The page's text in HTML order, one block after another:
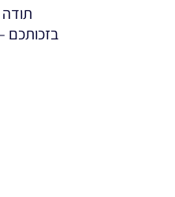
בזכותכם